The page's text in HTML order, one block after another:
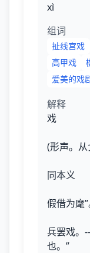
xì
组词
扯线宫戏
高甲戏
爱美的戏
解释
戏
(形声。
同本义
假借为麾
兵罢戏。
也。”